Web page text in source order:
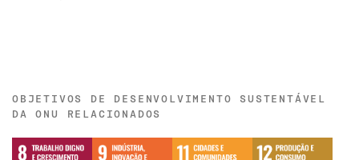
OBJETIVOS DE DESENVOLVIMENTO SUSTENTÁVEL
DA ONU RELACIONADOS